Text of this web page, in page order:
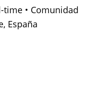
time • Comunidad
España